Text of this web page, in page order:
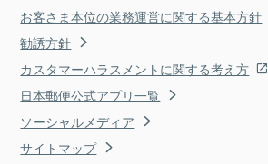
お客さま本位の業務運営に関する基本方針
勧誘方針
カスタマーハラスメントに関する考え方
日本郵便公式アプリ一覧
ソーシャルメディア
サイトマップ